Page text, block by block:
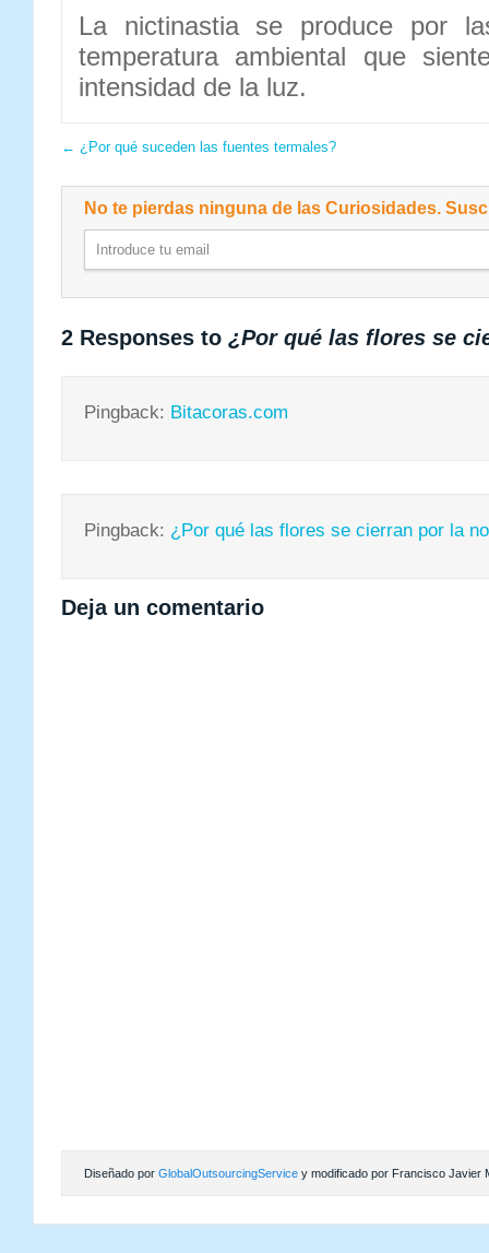
La nictinastia se produce por
temperatura ambiental que
intensidad de la luz.
← ¿Por qué suceden las fuentes termales?
No te pierdas ninguna de las Curiosidades.
2 Responses to ¿Por qué las flores se
Pingback: Bitacoras.com
Pingback: ¿Por qué las flores se cierran por la
Deja un comentario
Diseñado por GlobalOutsourcingService y modificado por Francisco Javier